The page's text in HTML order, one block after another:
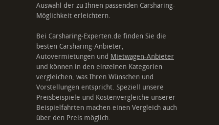
Auswahl der zu Ihnen passenden Carsharing-
Möglichkeit erleichtern.
Bei Carsharing-Experten.de finden Sie die
besten Carsharing-Anbieter,
Autovermietungen und Mietwagen-Anbieter
und können in den einzelnen Kategorien
vergleichen, was Ihren Wünschen und
Vorstellungen entspricht. Speziell unsere
Preisbeispiele und Kostenvergleiche unserer
Beispielfahrten machen einen Vergleich auch
über den Preis möglich.